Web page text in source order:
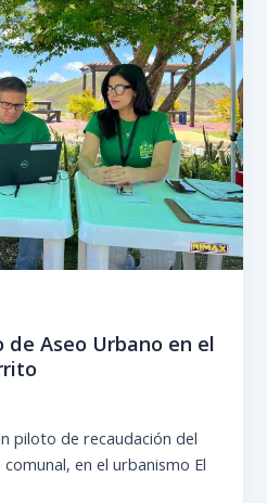
de Aseo Urbano en el
piloto de recaudación del
en el urbanismo El